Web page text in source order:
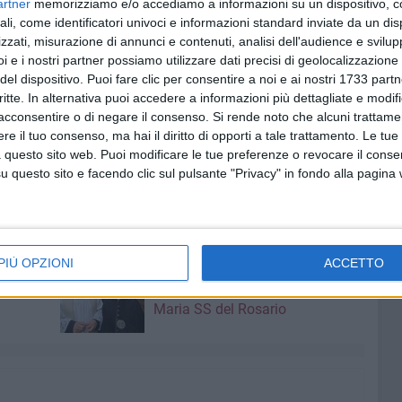
memorizziamo e/o accediamo a informazioni su un dispositivo,
come identificatori univoci e informazioni standard inviate da un
misurazione di annunci e contenuti, analisi dell'audience e
e i nostri partner possiamo utilizzare dati precisi di
dispositivo. Puoi fare clic per consentire a noi e ai nostri 1733
In alternativa puoi accedere a informazioni più dettagliate e
o di negare il consenso. Si rende noto che alcuni
il tuo consenso, ma hai il diritto di opporti a tale trattamento. Le
sito web. Puoi modificare le tue preferenze o revocare il
questo sito e facendo clic sul pulsante "Privacy" in fondo alla pagina
OPZIONI ACCETTO
dal parroco DonRoberto De Bartolo,con la
2025.La Celebrazione sarà animata dal Coro
maestroFabio D'Amato
Maria Santissima di Sovereto. Il percorso come
Tonino Bello, via Michele De Napoli, piazza Cavour,
I, prima di far rientro in Concattedrale.
di
Vincenzo Di Palo è il nuovo
Maria SS del Rosario